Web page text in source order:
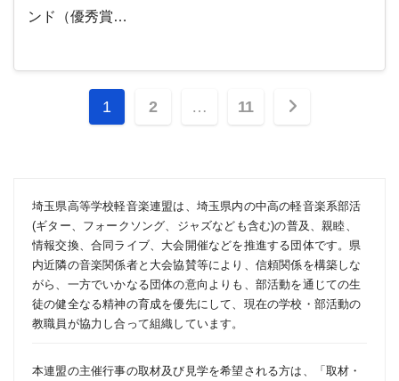
ンド（優秀賞…
投
ペ
ー
ジ
送
り
1 2 … 11
埼玉県高等学校軽音楽連盟は、埼玉県内の中高の軽音楽系部活
(ギター、フォークソング、ジャズなども含む)の普及、親睦、
情報交換、合同ライブ、大会開催などを推進する団体です。県
内近隣の音楽関係者と大会協賛等により、信頼関係を構築しな
がら、一方でいかなる団体の意向よりも、部活動を通じての生
徒の健全なる精神の育成を優先にして、現在の学校・部活動の
教職員が協力し合って組織しています。
本連盟の主催行事の取材及び見学を希望される方は、「 取材・